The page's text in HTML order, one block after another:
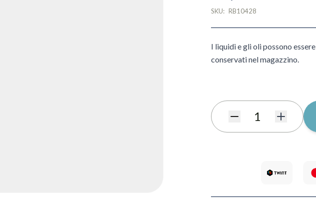
SKU: RB10428
I liquidi e gli oli possono
conservati nel magazzino.
Quantità